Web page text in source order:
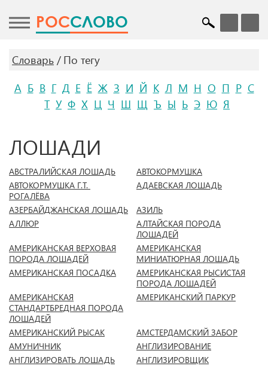
POCСЛОВО
Словарь
По тегу
А Б В Г Д Е Ё Ж З И Й К Л М Н О П Р С
Т У Ф Х Ц Ч Ш Щ Ъ Ы Ь Э Ю Я
ЛОШАДИ
АВСТРАЛИЙСКАЯ ЛОШАДЬ
АВТОКОРМУШКА
АВТОКОРМУШКА Г.Т.
РОГАЛЁВА
АДАЕВСКАЯ ЛОШАДЬ
АЗЕРБАЙДЖАНСКАЯ ЛОШАДЬ
АЗИЛЬ
АЛЛЮР
АЛТАЙСКАЯ ПОРОДА
ЛОШАДЕЙ
АМЕРИКАНСКАЯ ВЕРХОВАЯ
ПОРОДА ЛОШАДЕЙ
АМЕРИКАНСКАЯ
МИНИАТЮРНАЯ ЛОШАДЬ
АМЕРИКАНСКАЯ ПОСАДКА
АМЕРИКАНСКАЯ РЫСИСТАЯ
ПОРОДА ЛОШАДЕЙ
АМЕРИКАНСКАЯ
СТАНДАРТБРЕДНАЯ ПОРОДА
ЛОШАДЕЙ
АМЕРИКАНСКИЙ ПАРКУР
АМЕРИКАНСКИЙ РЫСАК
АМСТЕРДАМСКИЙ ЗАБОР
АМУНИЧНИК
АНГЛИЗИРОВАНИЕ
АНГЛИЗИРОВАТЬ ЛОШАДЬ
АНГЛИЗИРОВЩИК